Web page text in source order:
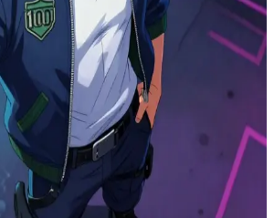
Cypher
busca da liberdade
zona de guerra eterna onde Lyden100
anos acumulando mortes. Após notar falhas
e o sumiço de veteranos, ele se
de respostas enquanto o jogo de US$ 2
ao seu redor.\nUma figura do passado
por ajuda, e você deve decidir se
se descobre a verdade por trás da guerra.